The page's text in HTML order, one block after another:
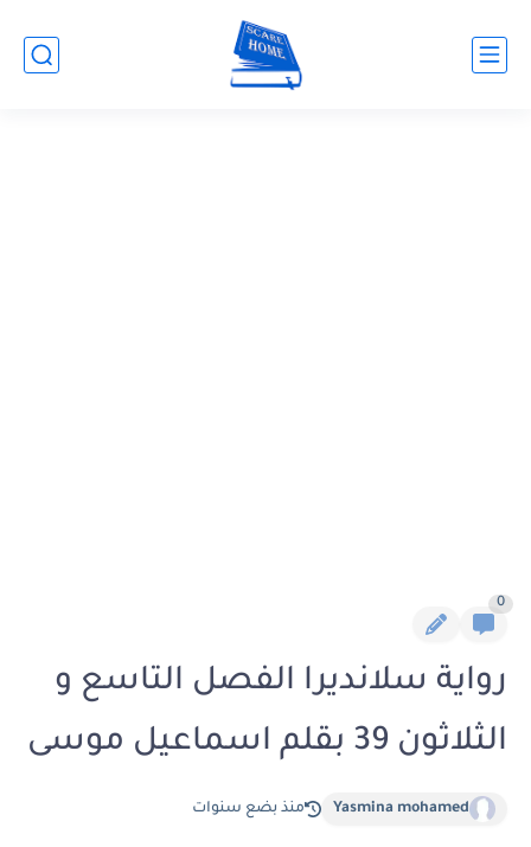
0
رواية سلانديرا الفصل التاسع و
الثلاثون 39 بقلم اسماعيل موسى
Yasmina mohamed منذ بضع سنوات